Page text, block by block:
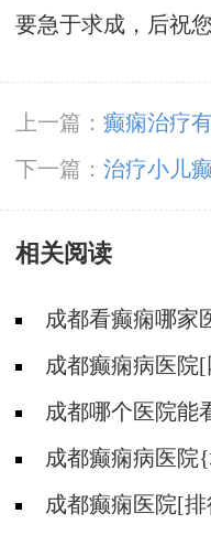
要急于求成，后祝
上一篇： 癫痫治疗
下一篇： 治疗小儿
相关阅读
成都看癫痫哪家
痫要做的护理有哪
成都癫痫病医院
不高?成都哪个医院能
哪些?成都癫痫病医院
成都癫痫医院[